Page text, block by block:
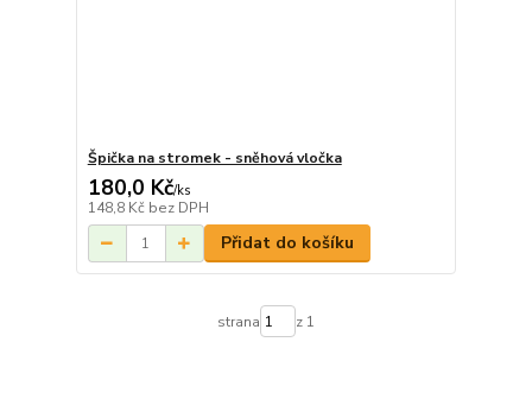
Špička na stromek - sněhová vločka
180,0 Kč/ks
148,8 Kč bez DPH
Přidat do košíku
strana z 1